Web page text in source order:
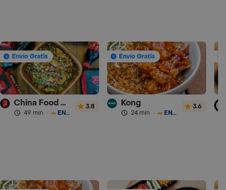
Envío Gratis
China Food Col
49 min · ENVÍO GRATIS
3.8
Envío Gratis
Kong
24 min · ENVÍO GRATIS
3.6